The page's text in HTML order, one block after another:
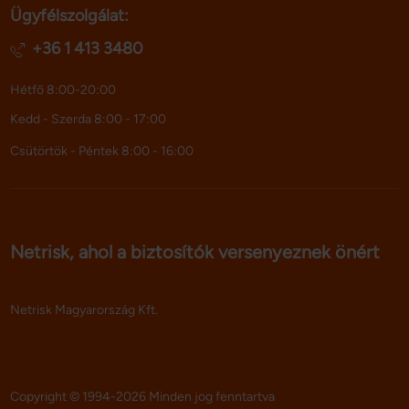
adatokkal, amelyeket Ön adott meg számukra vagy az
Ön által használt más szolgáltatásokból gyűjtöttek.
Ügyfélszolgálat:
+36 1 413 3480
Hétfő 8:00-20:00
Kedd - Szerda 8:00 - 17:00
Csütörtök - Péntek 8:00 - 16:00
Netrisk, ahol a biztosítók versenyeznek önért
Netrisk Magyarország Kft.
Copyright © 1994-2026 Minden jog fenntartva